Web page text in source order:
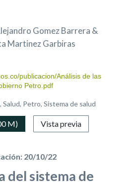
Gomez Barrera &
Martinez Garbiras
publicacion/Análisis de las
Petro.pdf
Salud, Petro, Sistema de salud
M) Vista previa
20/10/22
del sistema de